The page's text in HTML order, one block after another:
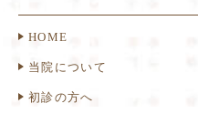
HOME
当院について
初診の方へ